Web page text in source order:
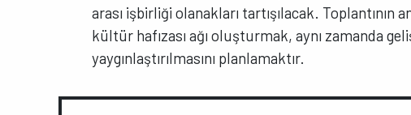
arası işbirliği olanakları tartışılacak.
kültür hafızası ağı oluşturmak, aynı zamanda
yaygınlaştırılmasını planlamaktır.